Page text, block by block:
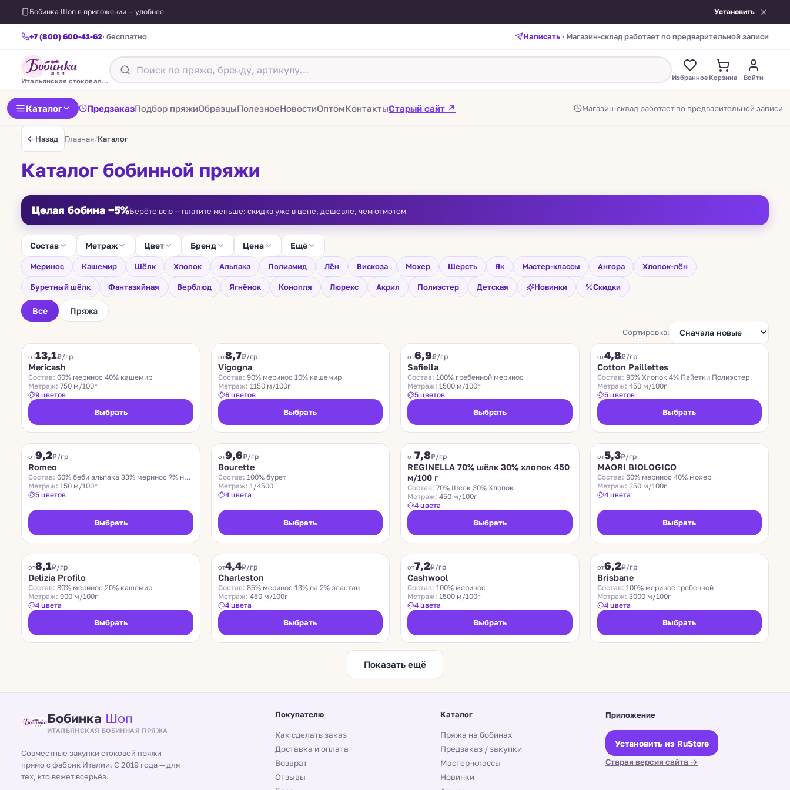
Бобинка Шоп в приложении — удобнее Установить
+7 (800) 600-41-62· бесплатно Написать · Магазин-склад работает по предварительной записи
Итальянская стоковая пряжа Избранное Корзина Войти
Каталог ПредзаказПодбор пряжиОбразцыПолезноеНовостиОптомКонтактыСтарый сайт ↗ Магазин-склад работает по предварительной записи
Назад Главная/Каталог
Каталог бобинной пряжи
Целая бобина −5%Берёте всю — платите меньше: скидка уже в цене, дешевле, чем отмотом
Состав Метраж Цвет Бренд Цена Ещё
Меринос Кашемир Шёлк Хлопок Альпака Полиамид Лён Вискоза Мохер Шерсть Як Мастер-классы Ангора Хлопок-лён
Буретный шёлк Фантазийная Верблюд Ягнёнок Конопля Люрекс Акрил Полиэстер Детская Новинки Скидки
Все Пряжа
Сортировка:
от13,1₽/гр
Mericash
Состав: 60% меринос 40% кашемир
Метраж: 750 м/100г
9 цветов
Выбрать
от8,7₽/гр
Vigogna
Состав: 90% меринос 10% кашемир
Метраж: 1150 м/100г
6 цветов
Выбрать
от6,9₽/гр
Safiella
Состав: 100% гребенной меринос
Метраж: 1500 м/100г
5 цветов
Выбрать
COTTON PAILLETTES
от4,8₽/гр
Cotton Paillettes
Состав: 96% Хлопок 4% Пайетки Полиэстер
Метраж: 450 м/100г
5 цветов
Выбрать
от9,2₽/гр
Romeo
Состав: 60% беби альпака 33% меринос 7% нейлон
Метраж: 150 м/100г
5 цветов
Выбрать
Хит
от9,6₽/гр
Bourette
Состав: 100% бурет
Метраж: 1/4500
4 цвета
Выбрать
от7,8₽/гр
REGINELLA 70% шёлк 30% хлопок 450
м/100 г
Состав: 70% Шёлк 30% Хлопок
Метраж: 450 м/100г
4 цвета
Выбрать
от5,3₽/гр
MAORI BIOLOGICO
Состав: 60% меринос 40% мохер
Метраж: 350 м/100г
4 цвета
Выбрать
от8,1₽/гр
Delizia Profilo
Состав: 80% меринос 20% кашемир
Метраж: 900 м/100г
4 цвета
Выбрать
от4,4₽/гр
Charleston
Состав: 85% меринос 13% па 2% эластан
Метраж: 450 м/100г
4 цвета
Выбрать
от7,2₽/гр
Cashwool
Состав: 100% меринос
Метраж: 1500 м/100г
4 цвета
Выбрать
от6,2₽/гр
Brisbane
Состав: 100% меринос гребенной
Метраж: 3000 м/100г
4 цвета
Выбрать
Показать ещё
Бобинка Шоп
ИТАЛЬЯНСКАЯ БОБИННАЯ ПРЯЖА
Совместные закупки стоковой пряжи
прямо с фабрик Италии. С 2019 года — для
тех, кто вяжет всерьёз.
Покупателю
Как сделать заказ
Доставка и оплата
Возврат
Отзывы
Каталог
Пряжа на бобинах
Предзаказ / закупки
Мастер-классы
Новинки
Приложение
Установить из RuStore
Старая версия сайта →